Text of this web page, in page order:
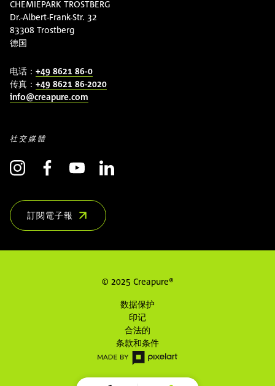
CHEMIEPARK TROSTBERG
Dr.-Albert-Frank-Str. 32
83308 Trostberg
德国
电话： +49 8621 86-0
传真： +49 8621 86-2020
info@creapure.com
社交媒體
訂閱電子報
(OPENS IN NEW WINDOW)
© 2025 Creapure®
数据保护
印记
合法的
条款和条件